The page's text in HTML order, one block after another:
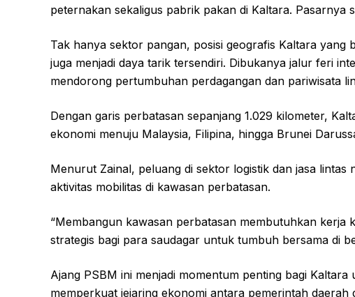
peternakan sekaligus pabrik pakan di Kaltara. Pasarnya
Tak hanya sektor pangan, posisi geografis Kaltara yang
juga menjadi daya tarik tersendiri. Dibukanya jalur feri
mendorong pertumbuhan perdagangan dan pariwisata
Dengan garis perbatasan sepanjang 1.029 kilometer,
ekonomi menuju Malaysia, Filipina, hingga Brunei
Menurut Zainal, peluang di sektor logistik dan jasa
aktivitas mobilitas di kawasan perbatasan.
“Membangun kawasan perbatasan membutuhkan kerja
strategis bagi para saudagar untuk tumbuh bersama di
Ajang PSBM ini menjadi momentum penting bagi
memperkuat jejaring ekonomi antara pemerintah